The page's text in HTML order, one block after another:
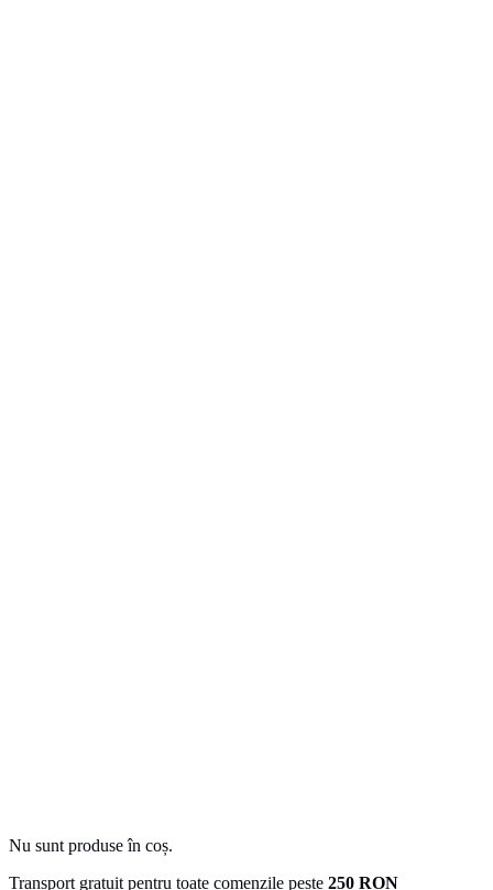
Nu sunt produse în coș.
Transport gratuit pentru toate comenzile peste 250 RON